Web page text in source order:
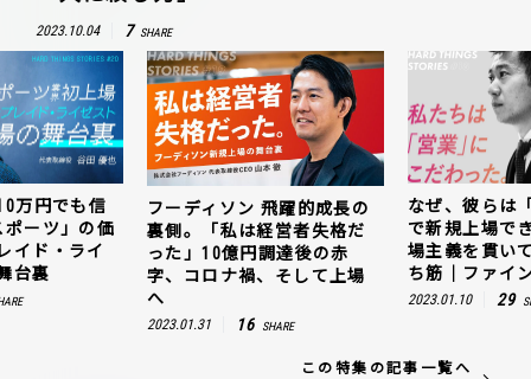
2023.10.04 7 SHARE
万円でも信
ーツ」の価
イド・ライ
台裏
フーディソン 飛躍的成長の
裏側。「私は経営者失格だ
った」10億円調達後の赤
字、コロナ禍、そして上場
へ
2023.01.31 16 SHARE
なぜ、彼らは
で新規上場で
場主義を貫い
ち筋｜ファイ
2023.01.10 29
この特集の記事一覧へ